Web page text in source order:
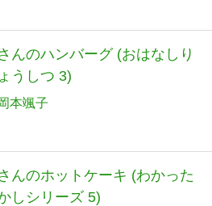
んのハンバーグ (おはなしり
うしつ 3)
本颯子
んのホットケーキ (わかった
しシリーズ 5)